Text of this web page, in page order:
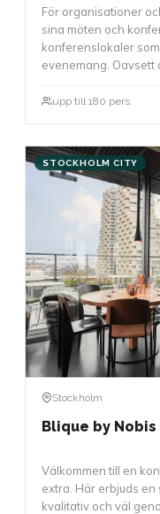
För organisationer
sina möten och
konferenslokaler
evenemang. Oavsett
deltagare, finns det
som passar bäst för
upp till 180 pers.
STOCKHOLM CITY
Stockholm
Blique by Nobis
Välkommen till en
extra. Här erbjuds
kvalitativ och väl